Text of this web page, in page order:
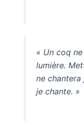
« Un coq
lumière.
ne chantera
je chante. »